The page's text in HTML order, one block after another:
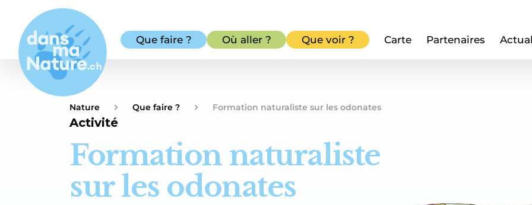
Que faire ? Où aller ? Que voir ? Carte Partenaires
Nature Que faire ? Formation naturaliste sur les odonates
Activité
Formation naturaliste
sur les odonates